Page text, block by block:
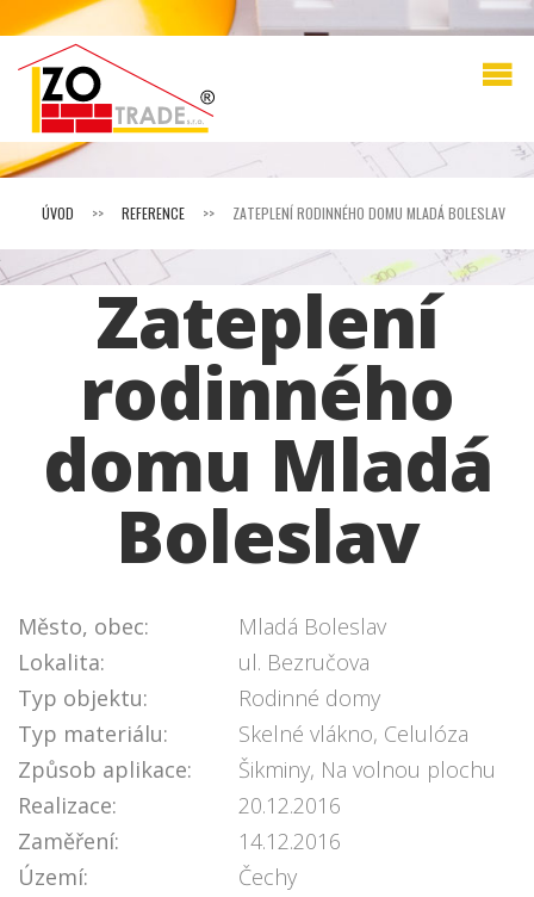
ÚVOD >> REFERENCE >> ZATEPLENÍ RODINNÉHO DOMU MLADÁ BOLESLAV
Zateplení
rodinného
domu Mladá
Boleslav
Město, obec:
Mladá Boleslav
Lokalita:
ul. Bezručova
Typ objektu:
Rodinné domy
Typ materiálu:
Skelné vlákno, Celulóza
Způsob aplikace:
Šikminy, Na volnou plochu
Realizace:
20.12.2016
Zaměření:
14.12.2016
Území:
Čechy